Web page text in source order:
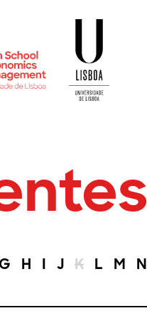
G H I J K L M N